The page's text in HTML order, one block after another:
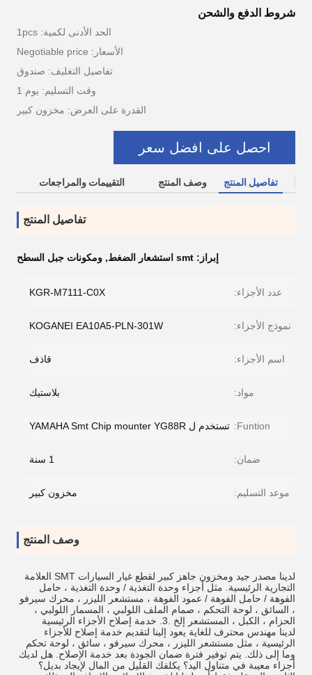
شروط الدفع والشحن
الحد الأدنى لكمية: 1pcs
الأسعار: Negotiable price
تفاصيل التغليف: صندوق
وقت التسليم: يوم 1
القدرة على العرض: مخزون كبير
احصل على افضل سعر
تفاصيل المنتج وصف المنتج التقييمات والمراجعات
تفاصيل المنتج
إبراز: smt استشعار الضغط , ومكونات جبل السطح
عدد الأجزاء: KGR-M7111-C0X
نموذج الأجزاء: KOGANEI EA10A5-PLN-301W
اسم الأجزاء: قاذف
مواد: بلاستيك
Funtion: تستخدم ل YAMAHA Smt Chip mounter YG88R
ضمان: 1 سنة
موعد التسليم: مخزون كبير
وصف المنتج
لدينا مصدر جيد ومخزون جاهز كبير لقطع غيار السيارات SMT العلامة
التجارية الرئيسية. مثل أجزاء وحدة التغذية / وحدة التغذية ، حامل
الفوهة / حامل الفوهة / عمود الفوهة ، مستشعر الليزر ، محرك سيرفو
، السائق ، لوحة التحكم ، صمام الملف اللولبي ، المسمار اللولبي ،
الحزام ، الكبل ، المستشعر إلخ .3. خدمة إصلاح الأجزاء الرئيسية
لدينا مهندس محترف للغاية يعود إلينا لتقديم خدمة إصلاح للأجزاء
الرئيسية ، مثل مستشعر الليزر ، محرك سيرفو ، سائق ، لوحة تحكم
وما إلى ذلك. يتم توفير فترة ضمان الجودة بعد خدمة الإصلاح. هل لديك
أجزاء معيبة في متناول اليد؟ يكلفك القليل من المال لإيجاد بديل؟